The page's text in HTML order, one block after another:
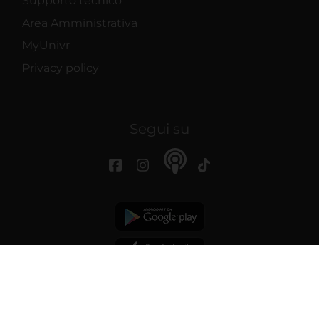
Area Amministrativa
MyUnivr
Privacy policy
Segui su